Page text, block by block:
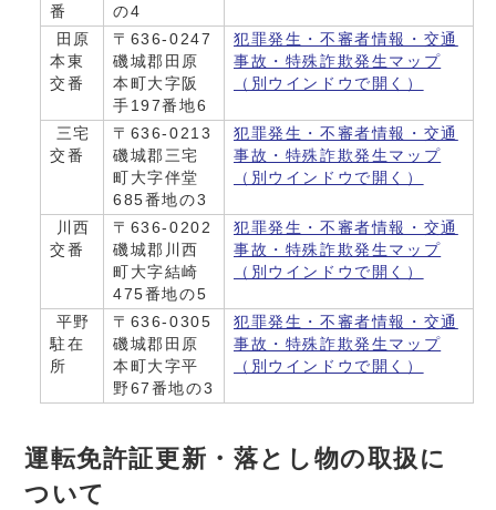
番
の4
田原
本東
交番
〒636-0247
磯城郡田原
本町大字阪
手197番地6
犯罪発生・不審者情報・交通
事故・特殊詐欺発生マップ
（別ウインドウで開く）
三宅
交番
〒636-0213
磯城郡三宅
町大字伴堂
685番地の3
犯罪発生・不審者情報・交通
事故・特殊詐欺発生マップ
（別ウインドウで開く）
川西
交番
〒636-0202
磯城郡川西
町大字結崎
475番地の5
犯罪発生・不審者情報・交通
事故・特殊詐欺発生マップ
（別ウインドウで開く）
平野
駐在
所
〒636-0305
磯城郡田原
本町大字平
野67番地の3
犯罪発生・不審者情報・交通
事故・特殊詐欺発生マップ
（別ウインドウで開く）
運転免許証更新・落とし物の取扱に
ついて